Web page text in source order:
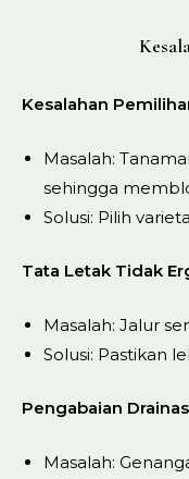
Kesalahan
Masalah:
sehingga
Solusi: Pilih
Tata Letak Tidak
Masalah: Jalur
Solusi: Pastikan
Pengabaian
Masalah: